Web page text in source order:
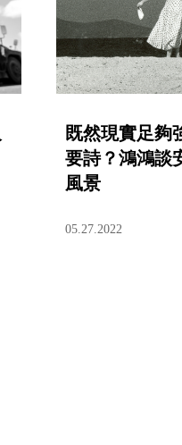
既然現實足夠
要詩？鴻鴻談
風景
05.27.2022